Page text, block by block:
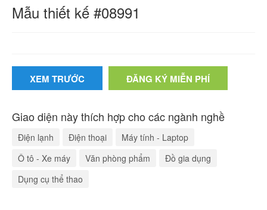
Mẫu thiết kế #08991
XEM TRƯỚC ĐĂNG KÝ MIỄN PHÍ
Giao diện này thích hợp cho các ngành nghề
Điện lạnh Điện thoại
Máy tính - Laptop
Ô tô - Xe máy
Văn phòng phẩm
Đồ gia dụng
Dụng cụ thể thao